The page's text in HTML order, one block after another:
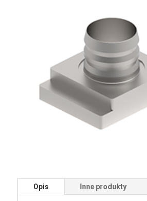
Opis Inne produkty